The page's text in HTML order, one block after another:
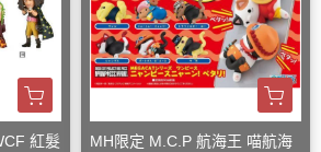
紅髮
MH限定 M.C.P 航海王 喵航海